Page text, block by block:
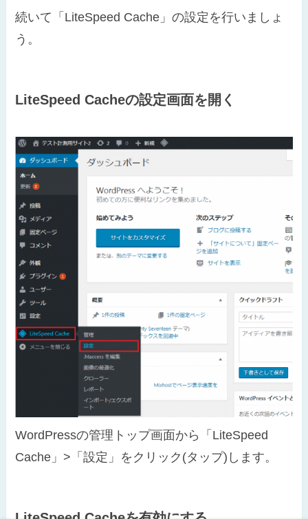
続いて「LiteSpeed Cache」の設定を行いましょ
う。
LiteSpeed Cacheの設定画面を開く
WordPressの管理トップ画面から「LiteSpeed
Cache」>「設定」をクリック(タップ)します。